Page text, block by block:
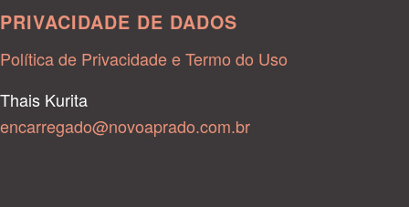
PRIVACIDADE DE DADOS
Política de Privacidade e Termo do Uso
Thais Kurita
encarregado@novoaprado.com.br